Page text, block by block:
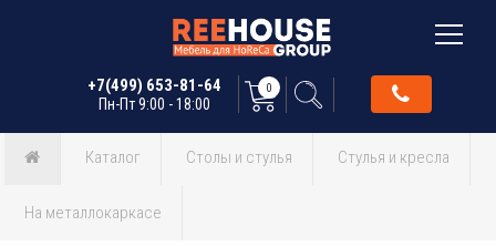
+7(499) 653-81-64
Пн-Пт 9:00 - 18:00
0
Каталог Столы и стулья Стулья и кресла
На металлокаркасе